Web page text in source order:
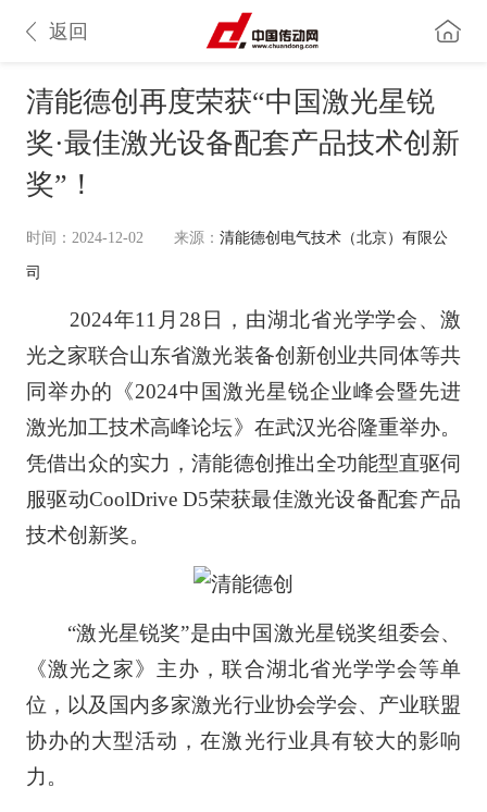
返回
清能德创再度荣获“中国激光星锐
奖·最佳激光设备配套产品技术创新
奖”！
时间：2024-12-02 来源： 清能德创电气技术（北京）有限公
司
2024年11月28日，由湖北省光学学会、激
光之家联合山东省激光装备创新创业共同体等共
同举办的《2024中国激光星锐企业峰会暨先进
激光加工技术高峰论坛》在武汉光谷隆重举办。
凭借出众的实力，清能德创推出全功能型直驱伺
服驱动CoolDrive D5荣获最佳激光设备配套产品
技术创新奖。
“激光星锐奖”是由中国激光星锐奖组委会、
《激光之家》主办，联合湖北省光学学会等单
位，以及国内多家激光行业协会学会、产业联盟
协办的大型活动，在激光行业具有较大的影响
力。